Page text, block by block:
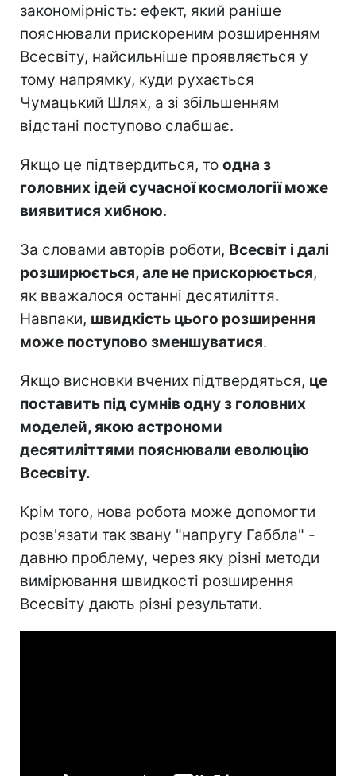
закономірність: ефект, який раніше
пояснювали прискореним розширенням
Всесвіту, найсильніше проявляється у
тому напрямку, куди рухається
Чумацький Шлях, а зі збільшенням
відстані поступово слабшає.
Якщо це підтвердиться, то одна з
головних ідей сучасної космології може
виявитися хибною.
За словами авторів роботи, Всесвіт і далі
розширюється, але не прискорюється,
як вважалося останні десятиліття.
Навпаки, швидкість цього розширення
може поступово зменшуватися.
Якщо висновки вчених підтвердяться, це
поставить під сумнів одну з головних
моделей, якою астрономи
десятиліттями пояснювали еволюцію
Всесвіту.
Крім того, нова робота може допомогти
розв'язати так звану "напругу Габбла" -
давню проблему, через яку різні методи
вимірювання швидкості розширення
Всесвіту дають різні результати.